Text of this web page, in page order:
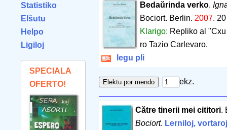
Statistiko
Elŝutu
Helpo
Ligiloj
SPECIALA
OFERTO!
Bedaŭrinda verko.
Bociort. Berlin. 2007.
Klarigo: Repliko al
ro Tazio Carlevaro.
legu pli
ekz.
Către tinerii mei cititori.
Bociort. Lerniloj, vortaroj